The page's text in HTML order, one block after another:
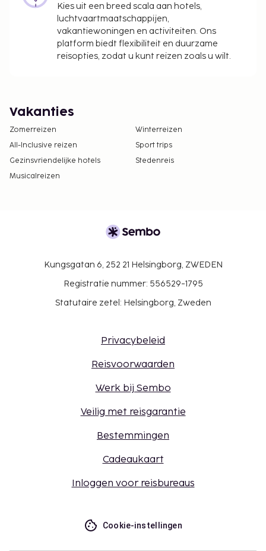
Kies uit een breed scala aan hotels,
luchtvaartmaatschappijen,
vakantiewoningen en activiteiten. Ons
platform biedt flexibiliteit en duurzame
reisopties, zodat u kunt reizen zoals u wilt.
Vakanties
Zomerreizen
Winterreizen
All-Inclusive reizen
Sport trips
Gezinsvriendelijke hotels
Stedenreis
Musicalreizen
Kungsgatan 6, 252 21 Helsingborg, ZWEDEN
Registratie nummer: 556529-1795
Statutaire zetel: Helsingborg, Zweden
Privacybeleid
Reisvoorwaarden
Werk bij Sembo
Veilig met reisgarantie
Bestemmingen
Cadeaukaart
Inloggen voor reisbureaus
Cookie-instellingen